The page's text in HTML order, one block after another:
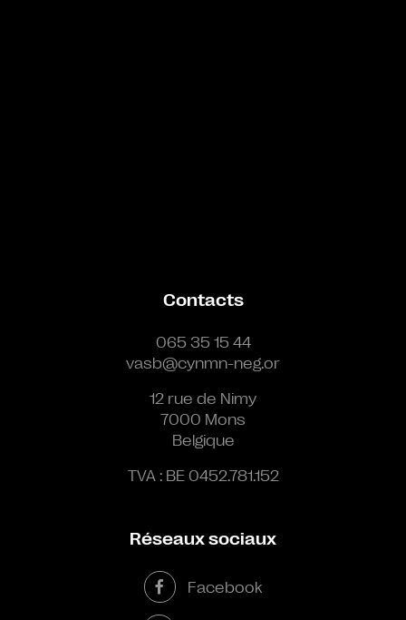
Contacts
065 35 15 44
vasb@cynmn-neg.or
12 rue de Nimy
7000 Mons
Belgique
TVA : BE 0452.781.152
Réseaux sociaux
Facebook